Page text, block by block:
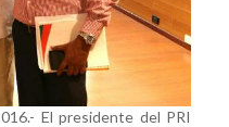
El presidente del PRI